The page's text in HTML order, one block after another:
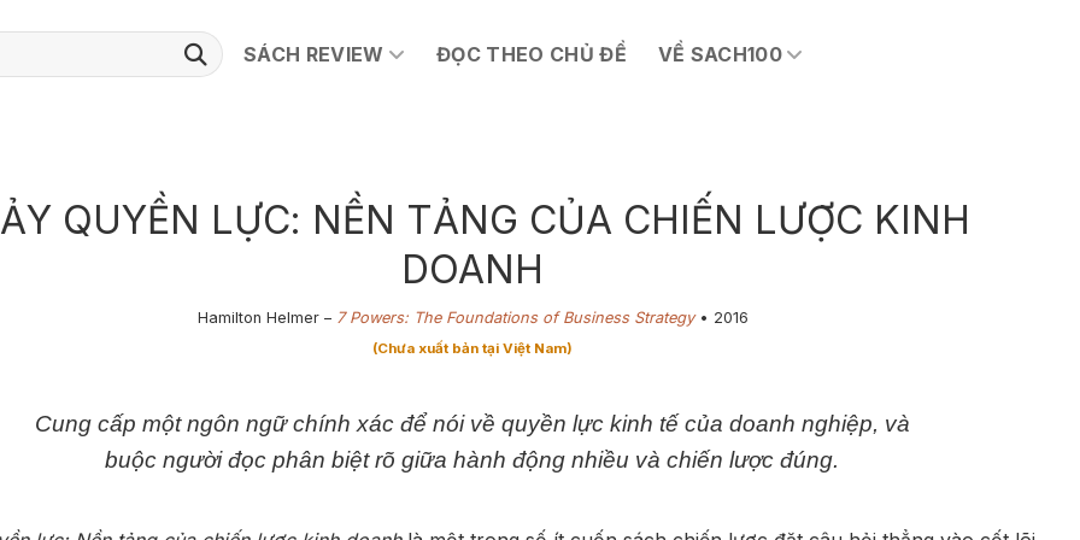
SÁCH REVIEW ĐỌC THEO CHỦ ĐỀ VỀ SACH100
QUYỀN LỰC: NỀN TẢNG CỦA CHIẾN LƯỢC KINH
DOANH
Hamilton Helmer – 7 Powers: The Foundations of Business Strategy• 2​016
(Chưa xuất bản tại Việt Nam)
​Cung cấp một ngôn ngữ chính xác để nói về quyền lực kinh tế của doanh nghiệp, và
buộc người đọc phân biệt rõ giữa hành động nhiều và chiến lược đúng.